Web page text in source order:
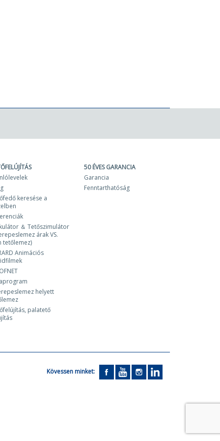
keresése a
＆ Tetőszimulátor
árak VS.
tetőlemez)
Animációs
helyett
palatető
50 ÉVES GARANCIA
Garancia
Fenntarthatóság
Kövessen minket: